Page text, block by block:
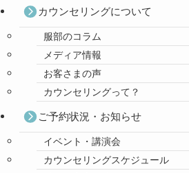
カウンセリングについて
服部のコラム
メディア情報
お客さまの声
カウンセリングって？
ご予約状況・お知らせ
イベント・講演会
カウンセリングスケジュール